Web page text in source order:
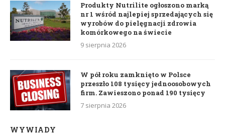
Produkty Nutrilite ogłoszono marką
nr 1 wśród najlepiej sprzedających się
wyrobów do pielęgnacji zdrowia
komórkowego na świecie
9 sierpnia 2026
W pół roku zamknięto w Polsce
przeszło 108 tysięcy jednoosobowych
firm. Zawieszono ponad 190 tysięcy
7 sierpnia 2026
WYWIADY